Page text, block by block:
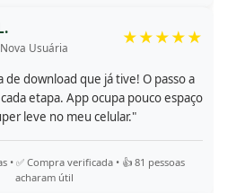
Usuária
★★★★★
download que já tive! O passo a
etapa. App ocupa pouco espaço
leve no meu celular."
• ✅ Compra verificada • 👍 81 pessoas
acharam útil